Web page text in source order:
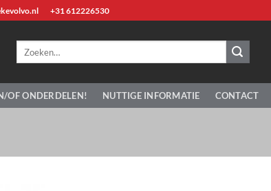
+31 612226530
OF ONDERDELEN! NUTTIGE INFORMATIE CONTACT